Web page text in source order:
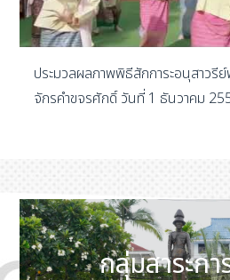
ประมวลผลภาพพิธีสักการะอนุสาวรี
จักรคำขจรศักดิ์ วันที่ 1 ธันวาคม
กลุ่มสาระกา